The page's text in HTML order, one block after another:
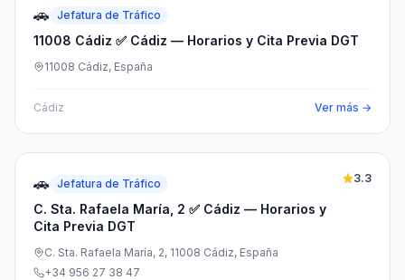
🚗 Jefatura de Tráfico
11008 Cádiz ✅ Cádiz — Horarios y Cita Previa DGT
11008 Cádiz, España
Cádiz Ver más →
🚗 Jefatura de Tráfico
C. Sta. Rafaela María, 2 ✅ Cádiz — Horarios y
Cita Previa DGT
3.3
C. Sta. Rafaela María, 2, 11008 Cádiz, España
+34 956 27 38 47